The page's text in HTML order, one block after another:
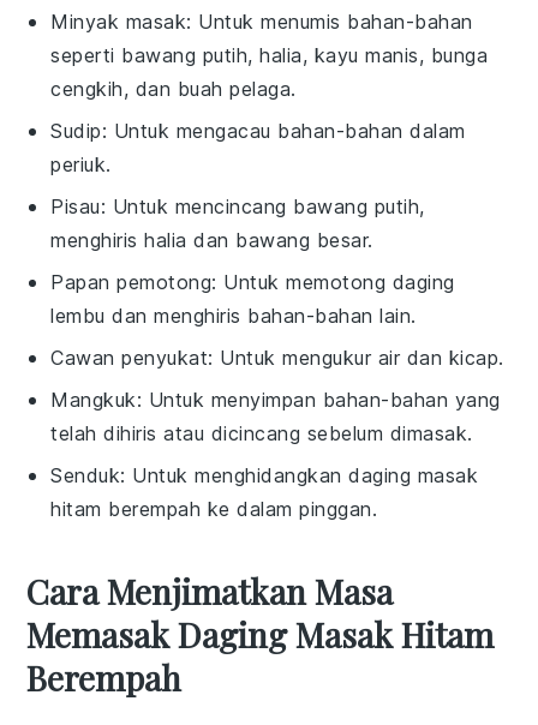
Minyak masak: Untuk menumis bahan-bahan
seperti bawang putih, halia, kayu manis, bunga
cengkih, dan buah pelaga.
Sudip: Untuk mengacau bahan-bahan dalam
periuk.
Pisau: Untuk mencincang bawang putih,
menghiris halia dan bawang besar.
Papan pemotong: Untuk memotong daging
lembu dan menghiris bahan-bahan lain.
Cawan penyukat: Untuk mengukur air dan kicap.
Mangkuk: Untuk menyimpan bahan-bahan yang
telah dihiris atau dicincang sebelum dimasak.
Senduk: Untuk menghidangkan daging masak
hitam berempah ke dalam pinggan.
Cara Menjimatkan Masa
Memasak Daging Masak Hitam
Berempah